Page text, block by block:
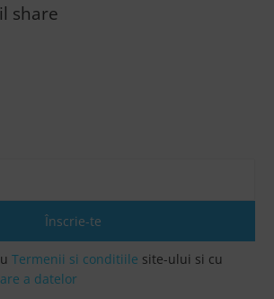
share
Termenii si conditiile site-ului si cu
a datelor